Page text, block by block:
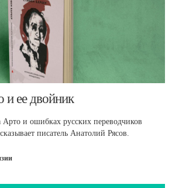
и ее двойник
и ошибках русских переводчиков
писатель Анатолий Рясов.